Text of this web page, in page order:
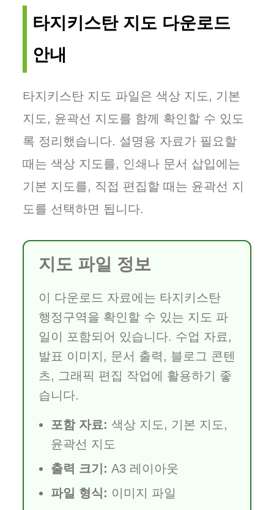
타지키스탄 지도 다운로드
안내
타지키스탄 지도 파일은 색상 지도, 기본
지도, 윤곽선 지도를 함께 확인할 수 있도
록 정리했습니다. 설명용 자료가 필요할
때는 색상 지도를, 인쇄나 문서 삽입에는
기본 지도를, 직접 편집할 때는 윤곽선 지
도를 선택하면 됩니다.
지도 파일 정보
이 다운로드 자료에는 타지키스탄
행정구역을 확인할 수 있는 지도 파
일이 포함되어 있습니다. 수업 자료,
발표 이미지, 문서 출력, 블로그 콘텐
츠, 그래픽 편집 작업에 활용하기 좋
습니다.
포함 자료: 색상 지도, 기본 지도,
윤곽선 지도
출력 크기: A3 레이아웃
파일 형식: 이미지 파일